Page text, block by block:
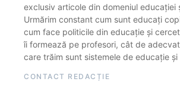
exclusiv articole din domeniul educației
Urmărim constant cum sunt educați
cum face politicile din educație și
îi formează pe profesori, cât de
care trăim sunt sistemele de educație
CONTACT REDACȚIE